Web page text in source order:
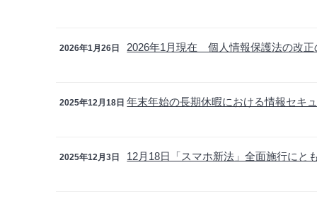
2026年1月26日 2026年1月現在 個人情報保護法の改正
2025年12月18日 年末年始の長期休暇における情報セキ
2025年12月3日 12月18日「スマホ新法」全面施行にと